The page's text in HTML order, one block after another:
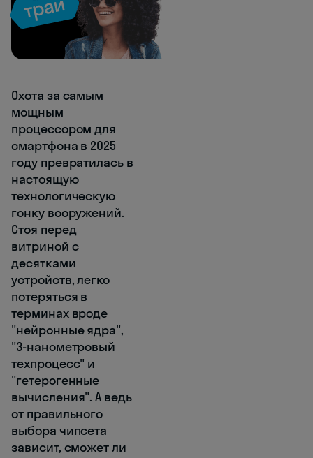
Охота за самым
мощным
процессором для
смартфона в 2025
году превратилась в
настоящую
технологическую
гонку вооружений.
Стоя перед
витриной с
десятками
устройств, легко
потеряться в
терминах вроде
"нейронные ядра",
"3-нанометровый
техпроцесс" и
"гетерогенные
вычисления". А ведь
от правильного
выбора чипсета
зависит, сможет ли